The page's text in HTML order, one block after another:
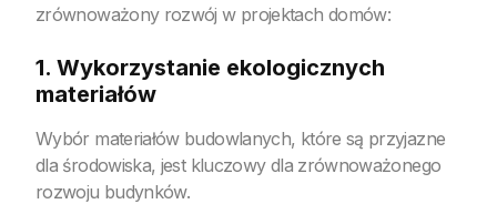
zrównoważony rozwój w projektach domów:
1. Wykorzystanie ekologicznych
materiałów
Wybór materiałów budowlanych, które są przyjazne
dla środowiska, jest kluczowy dla zrównoważonego
rozwoju budynków.